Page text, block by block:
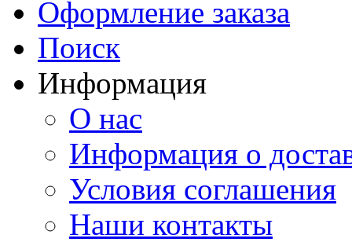
Оформление заказа
Поиск
Информация
О нас
Информация о
Условия соглашения
Наши контакты